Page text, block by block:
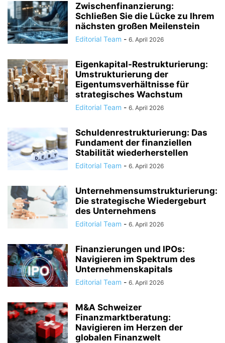
Zwischenfinanzierung:
Schließen Sie die Lücke zu Ihrem
nächsten großen Meilenstein
Editorial Team - 6. April 2026
Eigenkapital-Restrukturierung:
Umstrukturierung der
Eigentumsverhältnisse für
strategisches Wachstum
Editorial Team - 6. April 2026
Schuldenrestrukturierung: Das
Fundament der finanziellen
Stabilität wiederherstellen
Editorial Team - 6. April 2026
Unternehmensumstrukturierung:
Die strategische Wiedergeburt
des Unternehmens
Editorial Team - 6. April 2026
Finanzierungen und IPOs:
Navigieren im Spektrum des
Unternehmenskapitals
Editorial Team - 6. April 2026
M&A Schweizer
Finanzmarktberatung:
Navigieren im Herzen der
globalen Finanzwelt